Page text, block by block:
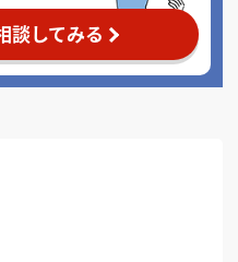
談してみる